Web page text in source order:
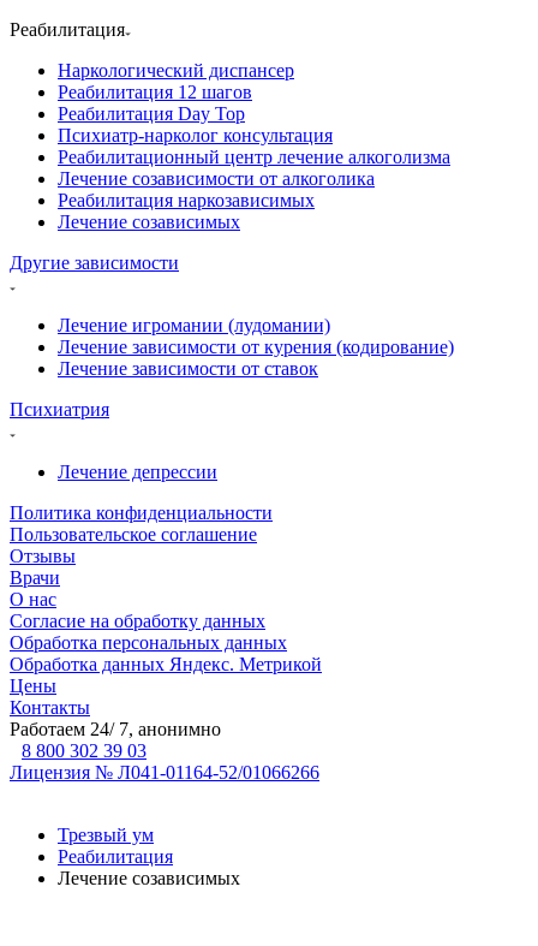
Реабилитация
Наркологический диспансер
Реабилитация 12 шагов
Реабилитация Day Top
Психиатр-нарколог консультация
Реабилитационный центр лечение алкоголизма
Лечение созависимости от алкоголика
Реабилитация наркозависимых
Лечение созависимых
Другие зависимости
Лечение игромании (лудомании)
Лечение зависимости от курения (кодирование)
Лечение зависимости от ставок
Психиатрия
Лечение депрессии
Политика конфиденциальности
Пользовательское соглашение
Отзывы
Врачи
О нас
Согласие на обработку данных
Обработка персональных данных
Обработка данных Яндекс. Метрикой
Цены
Контакты
Работаем 24/ 7, анонимно
8 800 302 39 03
Лицензия № Л041-01164-52/01066266
Трезвый ум
Реабилитация
Лечение созависимых